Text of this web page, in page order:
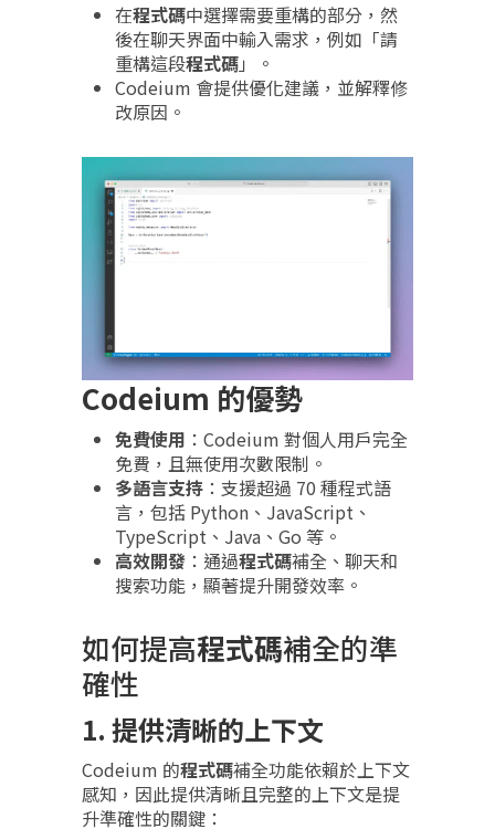
在程式碼中選擇需要重構的部分，然
後在聊天界面中輸入需求，例如「請
重構這段程式碼」。
Codeium 會提供優化建議，並解釋修
改原因。
Codeium 的優勢
免費使用 ：Codeium 對個人用戶完全
免費，且無使用次數限制。
多語言支持 ：支援超過 70 種程式語
言，包括 Python、JavaScript、
TypeScript、Java、Go 等。
高效開發 ：通過程式碼補全、聊天和
搜索功能，顯著提升開發效率。
如何提高程式碼補全的準
確性
1. 提供清晰的上下文
Codeium 的程式碼補全功能依賴於上下文
感知，因此提供清晰且完整的上下文是提
升準確性的關鍵：